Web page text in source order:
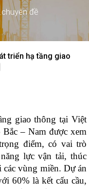
đề
triển hạ tầng giao
giao thông tại Việt
– Nam được xem
điểm, có vai trò
lực vận tải, thúc
vùng miền. Dự án
60% là kết cấu cầu,